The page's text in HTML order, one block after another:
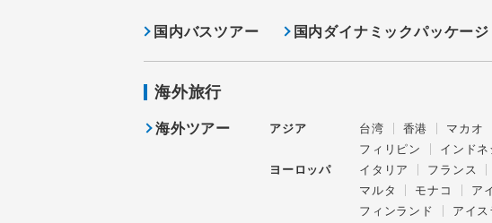
国内バスツアー 国内ダイナミックパッケージ
海外旅行
海外ツアー アジア 台湾 香港 マカオ
フィリピン
インドネ
ヨーロッパ
イタリア フランス
マルタ
モナコ ア
フィンランド
アイス